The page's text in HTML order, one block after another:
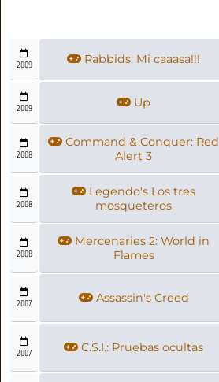
2009 Rabbids: Mi caaasa!!!
2009 Up
2008
Command & Conquer: Red
Alert 3
2008
Legendo's Los tres
mosqueteros
2008
Mercenaries 2: World in
Flames
2007 Assassin's Creed
2007 C.S.I.: Pruebas ocultas